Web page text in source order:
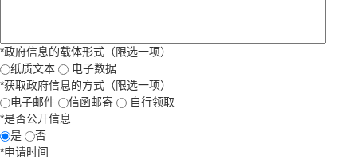
*政府信息的载体形式（限选一项）
纸质文本
电子数据
*获取政府信息的方式（限选一项）
电子邮件
信函邮寄
自行领取
*是否公开信息
是
否
*申请时间